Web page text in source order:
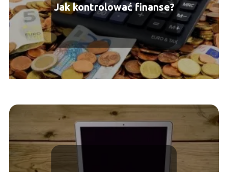
Jak kontrolować finanse?